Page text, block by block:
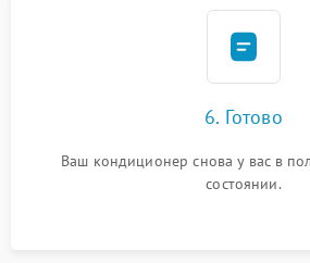
6. Готово
Ваш кондиционер снова у вас в
состоянии.